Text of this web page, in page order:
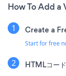
How To Add a
Create a
Start for free
HTMLコー